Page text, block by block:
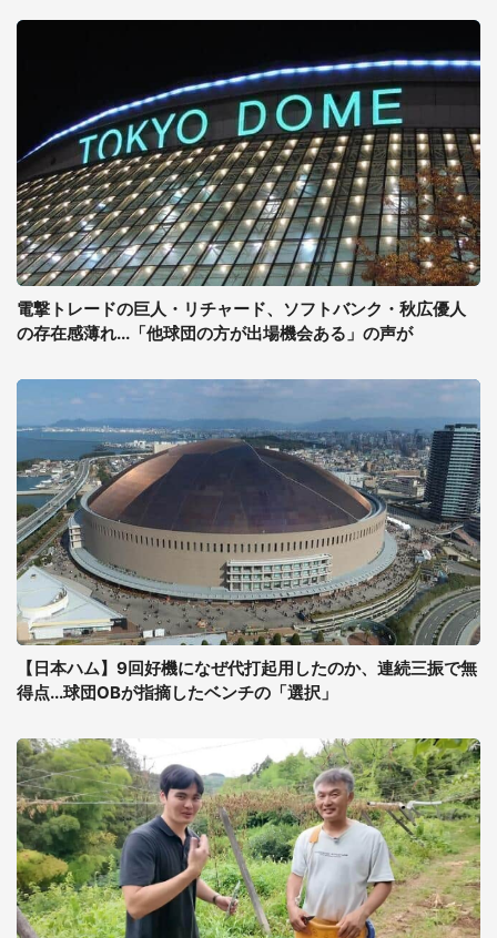
電撃トレードの巨人・リチャード、ソフトバンク・秋広優人
の存在感薄れ...「他球団の方が出場機会ある」の声が
【日本ハム】9回好機になぜ代打起用したのか、連続三振で無
得点...球団OBが指摘したベンチの「選択」